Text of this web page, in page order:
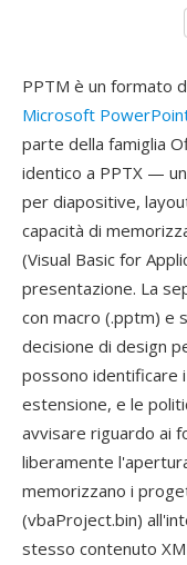
PPTM è un formato
Microsoft
parte della famiglia
identico a PPTX —
per diapositive,
capacità di
(Visual Basic for
presentazione. La
con macro (.pptm) e
decisione di design
possono identificare
estensione, e le
avvisare riguardo ai
liberamente
memorizzano i
(vbaProject.bin)
stesso contenuto